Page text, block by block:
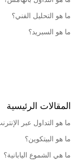
ما هو التحليل الفني؟
ما هو السبريد؟
المقالات الرئيسية
ما هو التداول عبر
ما هو البيتكوين؟
ما هي الشموع اليابانية؟